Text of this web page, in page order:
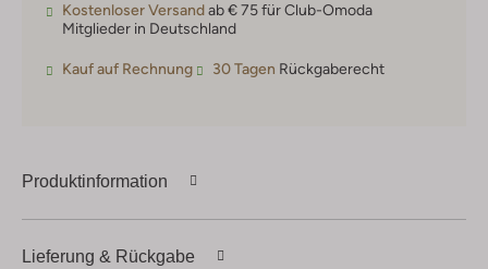
Kostenloser Versandab € 75 für Club-Omoda
Mitglieder in Deutschland
Kauf auf Rechnung 30 Tagen Rückgaberecht
Produktinformation
Lieferung & Rückgabe